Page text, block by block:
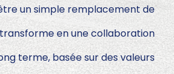
un simple remplacement de
en une collaboration
terme, basée sur des valeurs